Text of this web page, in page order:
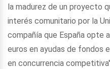
la madurez de un proyecto
interés comunitario por la
compañía que España opte
euros en ayudas de fondos
en concurrencia